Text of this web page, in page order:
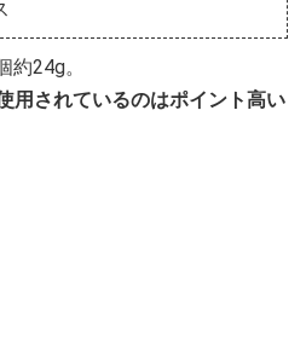
24g。
用されているのはポイント高い